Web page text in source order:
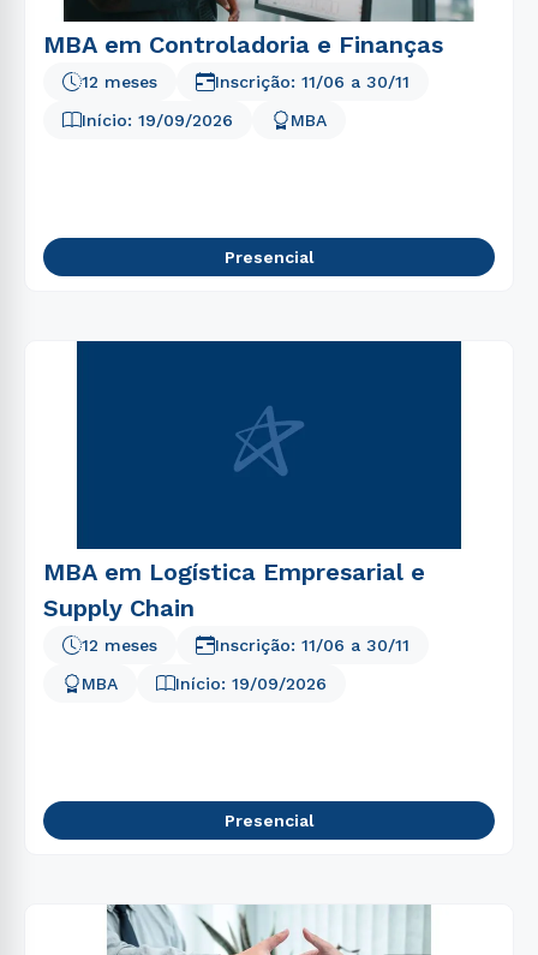
MBA em Controladoria e Finanças
12 meses
Início: 19/09/2026 MBA
Inscrição: 11/06 a 30/11
Presencial
MBA em Logística Empresarial e
Supply Chain
12 meses
MBA
Início: 19/09/2026
Inscrição: 11/06 a 30/11
Presencial